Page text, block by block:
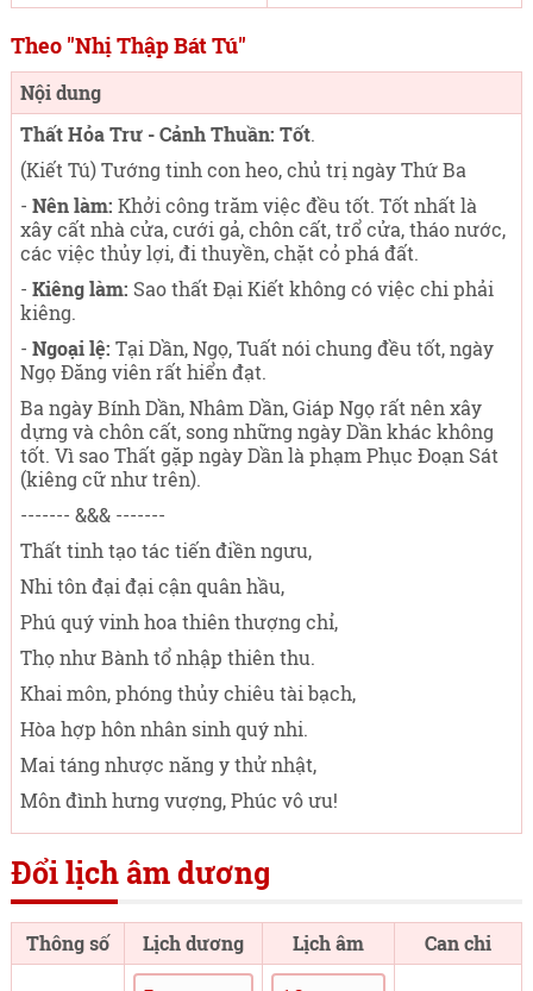
Theo "Nhị Thập Bát Tú"
Nội dung
Thất Hỏa Trư - Cảnh Thuần: Tốt.
(Kiết Tú) Tướng tinh con heo, chủ trị ngày Thứ Ba
- Nên làm: Khởi công trăm việc đều tốt. Tốt nhất là
xây cất nhà cửa, cưới gả, chôn cất, trổ cửa, tháo nước,
các việc thủy lợi, đi thuyền, chặt cỏ phá đất.
- Kiêng làm: Sao thất Đại Kiết không có việc chi phải
kiêng.
- Ngoại lệ: Tại Dần, Ngọ, Tuất nói chung đều tốt, ngày
Ngọ Đăng viên rất hiển đạt.
Ba ngày Bính Dần, Nhâm Dần, Giáp Ngọ rất nên xây
dựng và chôn cất, song những ngày Dần khác không
tốt. Vì sao Thất gặp ngày Dần là phạm Phục Đoạn Sát
(kiêng cữ như trên).
------- &&& -------
Thất tinh tạo tác tiến điền ngưu,
Nhi tôn đại đại cận quân hầu,
Phú quý vinh hoa thiên thượng chỉ,
Thọ như Bành tổ nhập thiên thu.
Khai môn, phóng thủy chiêu tài bạch,
Hòa hợp hôn nhân sinh quý nhi.
Mai táng nhược năng y thử nhật,
Môn đình hưng vượng, Phúc vô ưu!
Đổi lịch âm dương
Thông số Lịch dương Lịch âm Can chi